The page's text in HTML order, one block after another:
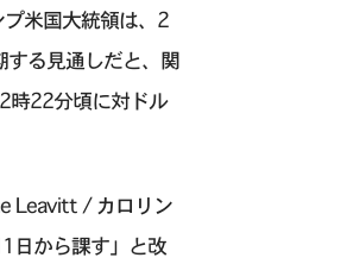
米国大統領は、2
る見通しだと、関
時22分頃に対ドル
Leavitt / カロリン
日から課す」と改